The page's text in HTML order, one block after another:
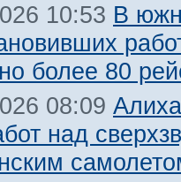
10:53 В
более 80
08:09
над